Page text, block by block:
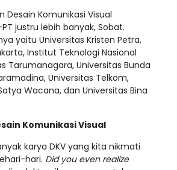
Desain Komunikasi Visual
justru lebih banyak, Sobat.
yaitu Universitas Kristen Petra,
Institut Teknologi Nasional
Tarumanagara, Universitas Bunda
Universitas Telkom,
Wacana, dan Universitas Bina
Komunikasi Visual
karya DKV yang kita nikmati
hari. Did you even realize